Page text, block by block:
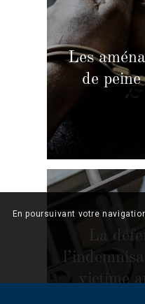
Les
de peine
La
victime
En poursuivant votre